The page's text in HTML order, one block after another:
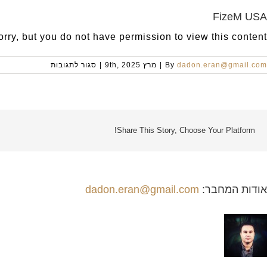
FizeM USA
but you do not have permission to view this content.
By dadon.eran@gmail.com מרץ 9th, 2025 סגור לתגובותעל
FizeM
Share This Story, Choose Your Platform!
אודות המחבר: dadon.eran@gmail.com